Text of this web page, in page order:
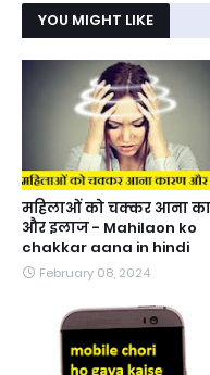
YOU MIGHT LIKE
महिलाओं को चक्कर आना
और इलाज - Mahilaon ko
chakkar aana in hindi
February 08, 2024